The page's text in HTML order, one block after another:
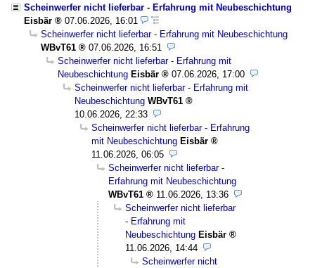
Scheinwerfer nicht lieferbar - Erfahrung mit Neubeschichtung
Eisbär
07.06.2026, 16:01
Scheinwerfer nicht lieferbar - Erfahrung mit Neubeschichtung
WBvT61
07.06.2026, 16:51
Scheinwerfer nicht lieferbar - Erfahrung mit
Neubeschichtung Eisbär
07.06.2026, 17:00
Scheinwerfer nicht lieferbar - Erfahrung mit
Neubeschichtung WBvT61
10.06.2026, 22:33
Scheinwerfer nicht lieferbar - Erfahrung
mit Neubeschichtung Eisbär
11.06.2026, 06:05
Scheinwerfer nicht lieferbar -
Erfahrung mit Neubeschichtung
WBvT61
11.06.2026, 13:36
Scheinwerfer nicht lieferbar
- Erfahrung mit
Neubeschichtung Eisbär
11.06.2026, 14:44
Scheinwerfer nicht